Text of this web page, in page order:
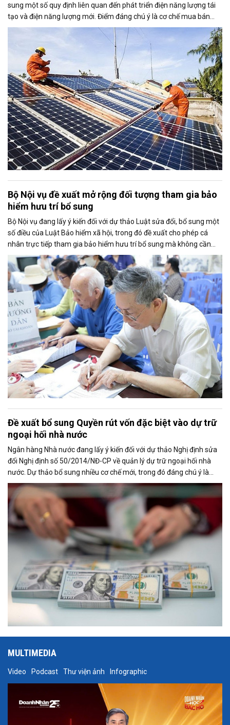
sung một số quy định liên quan đến phát triển điện năng lượng tái
tạo và điện năng lượng mới. Điểm đáng chú ý là cơ chế mua bán
điện dư từ các hệ thống điện mặt trời mái nhà được mở rộng, trong
đó nâng tỷ lệ sản lượng điện dư được phép giao dịch từ 20% lên tối
đa 50%, tạo thêm động lực cho người dân và doanh nghiệp đầu tư
vào nguồn điện sạch.
Bộ Nội vụ đề xuất mở rộng đối tượng tham gia bảo
hiểm hưu trí bổ sung
Bộ Nội vụ đang lấy ý kiến đối với dự thảo Luật sửa đổi, bổ sung một
số điều của Luật Bảo hiểm xã hội, trong đó đề xuất cho phép cá
nhân trực tiếp tham gia bảo hiểm hưu trí bổ sung mà không cần
thông qua người sử dụng lao động. Dự thảo cũng điều chỉnh cách
tính thời gian đóng bảo hiểm xã hội nhằm bảo đảm quyền lợi cho
người tham gia.
Đề xuất bổ sung Quyền rút vốn đặc biệt vào dự trữ
ngoại hối nhà nước
Ngân hàng Nhà nước đang lấy ý kiến đối với dự thảo Nghị định sửa
đổi Nghị định số 50/2014/NĐ-CP về quản lý dự trữ ngoại hối nhà
nước. Dự thảo bổ sung nhiều cơ chế mới, trong đó đáng chú ý là
việc đưa Quyền rút vốn đặc biệt (SDR) của Quỹ Tiền tệ Quốc tế
(IMF) vào nguồn hình thành dự trữ ngoại hối quốc gia.
MULTIMEDIA
Video Podcast Thư viện ảnh Infographic